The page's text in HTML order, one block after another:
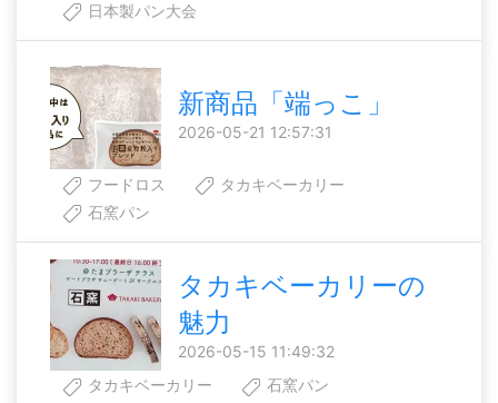
日本製パン大会
新商品「端っこ」
2026-05-21 12:57:31
フードロス
タカキベーカリー
石窯パン
タカキベーカリーの
魅力
2026-05-15 11:49:32
タカキベーカリー
石窯パン